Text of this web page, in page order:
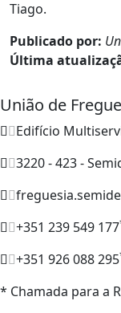
Tiago.
Publicado por:
Última
União de
Edifício
3220 - 423 -
+351 239 549 177
+351 926 088 295
* Chamada para a